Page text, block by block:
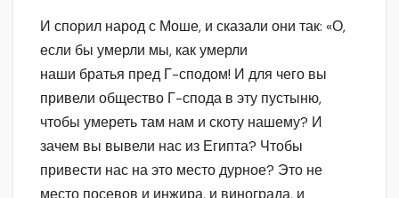
И спорил народ с Моше, и сказали они так: «О,
если бы умерли мы, как умерли
наши братья пред Г-сподом! И для чего вы
привели общество Г-спода в эту пустыню,
чтобы умереть там нам и скоту нашему? И
зачем вы вывели нас из Египта? Чтобы
привести нас на это место дурное? Это не
место посевов и инжира, и винограда, и